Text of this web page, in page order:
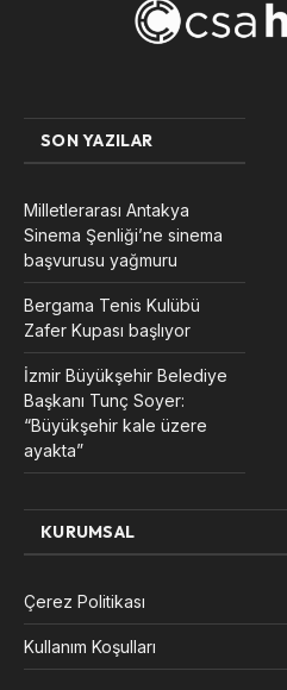
SON YAZILAR
Milletlerarası Antakya
Sinema Şenliği’ne sinema
başvurusu yağmuru
Bergama Tenis Kulübü
Zafer Kupası başlıyor
İzmir Büyükşehir Belediye
Başkanı Tunç Soyer:
“Büyükşehir kale üzere
ayakta”
KURUMSAL
Çerez Politikası
Kullanım Koşulları